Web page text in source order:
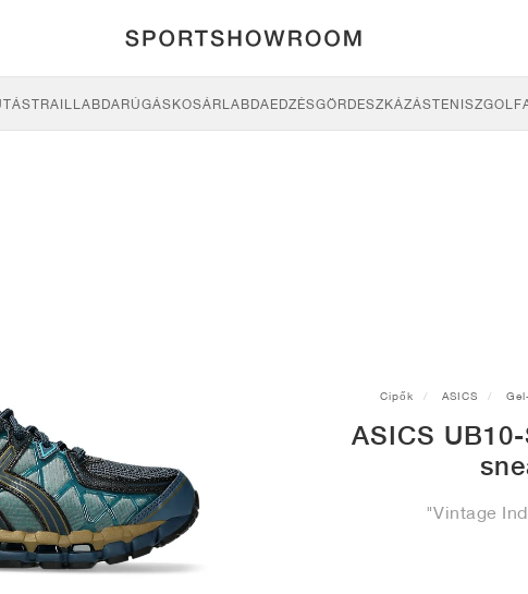
TRAILLABDARÚGÁSKOSÁRLABDAEDZÉSGÖRDESZKÁZÁSTENISZGOLF
Cipők ASICS
ASICS
"Vintage